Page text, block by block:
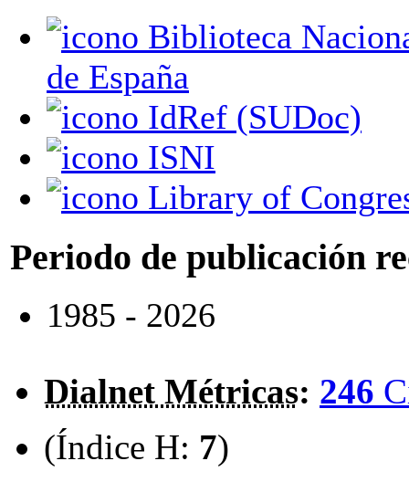
de España
IdRef (SUDoc)
ISNI
Library of
Periodo de publicación
1985 - 2026
Dialnet Métricas: 246
(Índice H: 7)